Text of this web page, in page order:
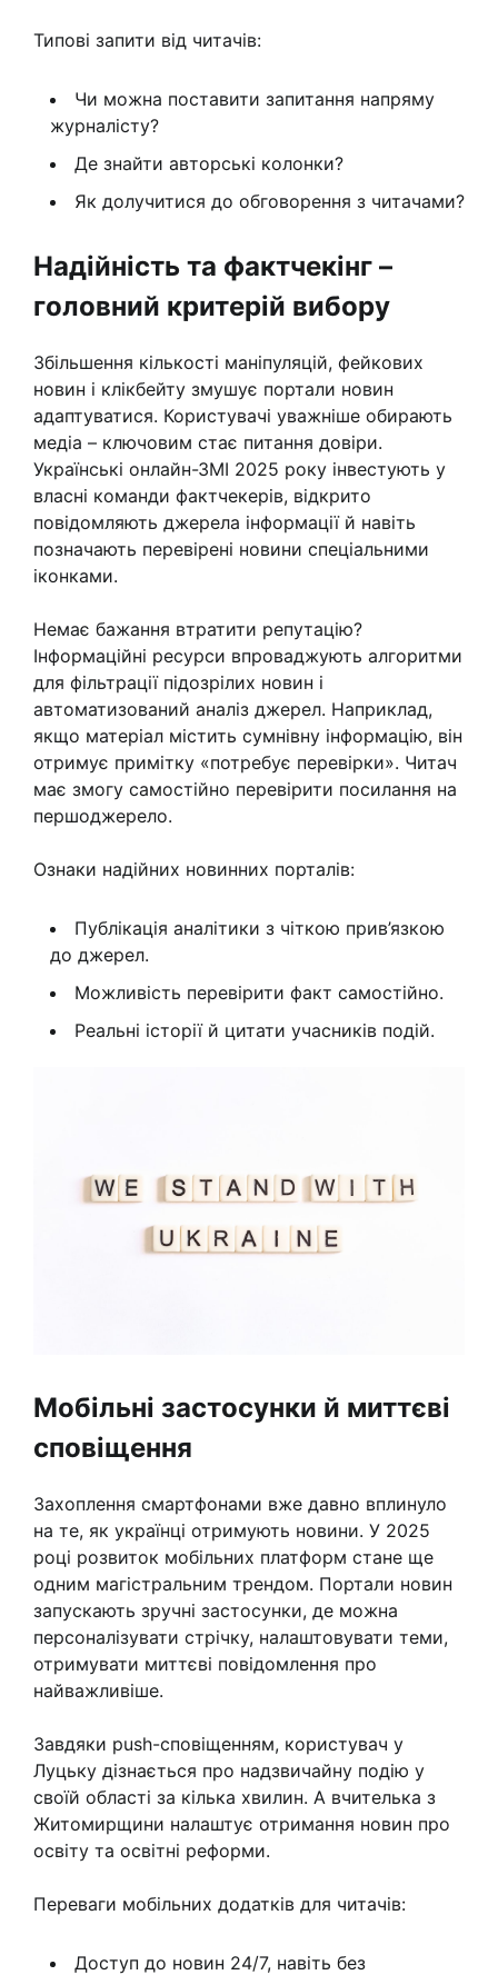
Типові запити від читачів:
Чи можна поставити запитання напряму
журналісту?
Де знайти авторські колонки?
Як долучитися до обговорення з читачами?
Надійність та фактчекінг –
головний критерій вибору
Збільшення кількості маніпуляцій, фейкових
новин і клікбейту змушує портали новин
адаптуватися. Користувачі уважніше обирають
медіа – ключовим стає питання довіри.
Українські онлайн-ЗМІ 2025 року інвестують у
власні команди фактчекерів, відкрито
повідомляють джерела інформації й навіть
позначають перевірені новини спеціальними
іконками.
Немає бажання втратити репутацію?
Інформаційні ресурси впроваджують алгоритми
для фільтрації підозрілих новин і
автоматизований аналіз джерел. Наприклад,
якщо матеріал містить сумнівну інформацію, він
отримує примітку «потребує перевірки». Читач
має змогу самостійно перевірити посилання на
першоджерело.
Ознаки надійних новинних порталів:
Публікація аналітики з чіткою прив’язкою
до джерел.
Можливість перевірити факт самостійно.
Реальні історії й цитати учасників подій.
Мобільні застосунки й миттєві
сповіщення
Захоплення смартфонами вже давно вплинуло
на те, як українці отримують новини. У 2025
році розвиток мобільних платформ стане ще
одним магістральним трендом. Портали новин
запускають зручні застосунки, де можна
персоналізувати стрічку, налаштовувати теми,
отримувати миттєві повідомлення про
найважливіше.
Завдяки push-сповіщенням, користувач у
Луцьку дізнається про надзвичайну подію у
своїй області за кілька хвилин. А вчителька з
Житомирщини налаштує отримання новин про
освіту та освітні реформи.
Переваги мобільних додатків для читачів:
Доступ до новин 24/7, навіть без